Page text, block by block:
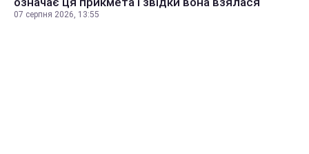
07 серпня 2026, 13:55